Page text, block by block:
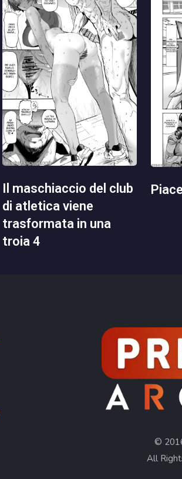
il maschiaccio del club
di atletica viene
trasformata in una
troia 4
©
All